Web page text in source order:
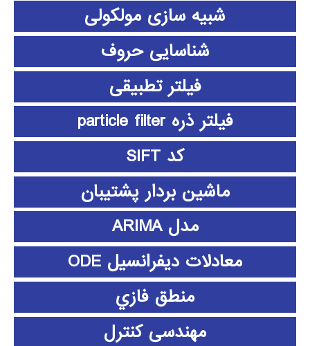
شبیه سازی مولکولی
شناسایی حروف
فیلتر تطبیقی
فیلتر ذره particle filter
کد SIFT
ماشین بردار پشتیبان
مدل ARIMA
معادلات دیفرانسیل ODE
منطق فازي
مهندسی کنترل